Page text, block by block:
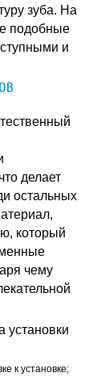
зуба. На
подобные
и
делает
остальных
который
чему
установки
к установке;